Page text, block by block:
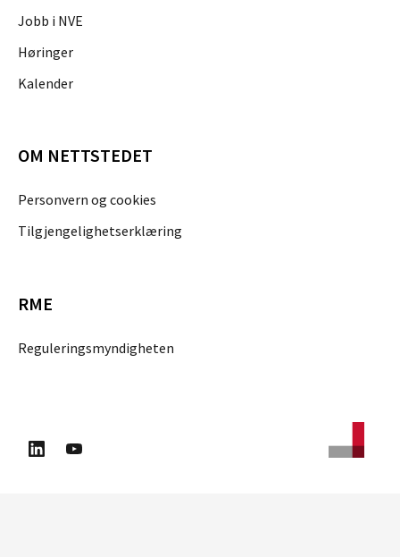
Jobb i NVE
Høringer
Kalender
OM NETTSTEDET
Personvern og cookies
Tilgjengelighetserklæring
RME
Reguleringsmyndigheten